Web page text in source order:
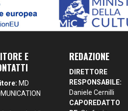
E
MD
REDAZIONE
DIRETTORE
RESPONSABILE:
Daniele Cernilli
CAPOREDATTO